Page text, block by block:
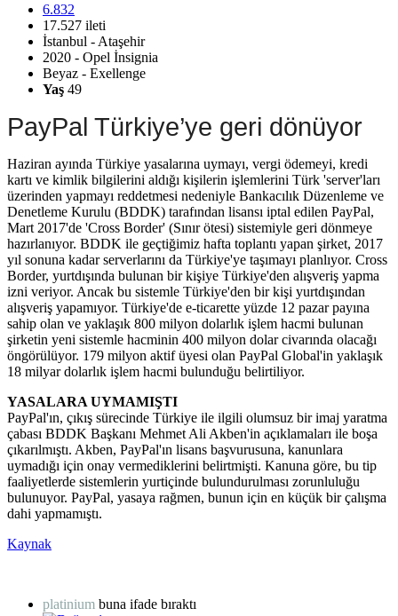
6.832
17.527 ileti
İstanbul - Ataşehir
2020 - Opel İnsignia
Beyaz - Exellenge
Yaş 49
PayPal Türkiye’ye geri dönüyor
Haziran ayında Türkiye yasalarına uymayı, vergi ödemeyi, kredi
kartı ve kimlik bilgilerini aldığı kişilerin işlemlerini Türk 'server'ları
üzerinden yapmayı reddetmesi nedeniyle Bankacılık Düzenleme ve
Denetleme Kurulu (BDDK) tarafından lisansı iptal edilen PayPal,
Mart 2017'de 'Cross Border' (Sınır ötesi) sistemiyle geri dönmeye
hazırlanıyor. BDDK ile geçtiğimiz hafta toplantı yapan şirket, 2017
yıl sonuna kadar serverlarını da Türkiye'ye taşımayı planlıyor. Cross
Border, yurtdışında bulunan bir kişiye Türkiye'den alışveriş yapma
izni veriyor. Ancak bu sistemle Türkiye'den bir kişi yurtdışından
alışveriş yapamıyor. Türkiye'de e-ticarette yüzde 12 pazar payına
sahip olan ve yaklaşık 800 milyon dolarlık işlem hacmi bulunan
şirketin yeni sistemle hacminin 400 milyon dolar civarında olacağı
öngörülüyor. 179 milyon aktif üyesi olan PayPal Global'in yaklaşık
18 milyar dolarlık işlem hacmi bulunduğu belirtiliyor.
YASALARA UYMAMIŞTI
PayPal'ın, çıkış sürecinde Türkiye ile ilgili olumsuz bir imaj yaratma
çabası BDDK Başkanı Mehmet Ali Akben'in açıklamaları ile boşa
çıkarılmıştı. Akben, PayPal'ın lisans başvurusuna, kanunlara
uymadığı için onay vermediklerini belirtmişti. Kanuna göre, bu tip
faaliyetlerde sistemlerin yurtiçinde bulundurulması zorunluluğu
bulunuyor. PayPal, yasaya rağmen, bunun için en küçük bir çalışma
dahi yapmamıştı.
Kaynak
platinium buna ifade bıraktı